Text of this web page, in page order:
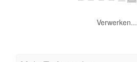
Verwerken...